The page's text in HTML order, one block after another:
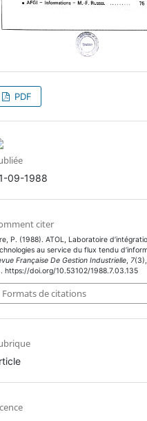
PDF
09-1988
citer
P. (1988). ATOL, Laboratoire
au service du flux tendu
Française De Gestion Industrielle,7
https://doi.org/10.53102/1988.7.03.135
Formats de citations